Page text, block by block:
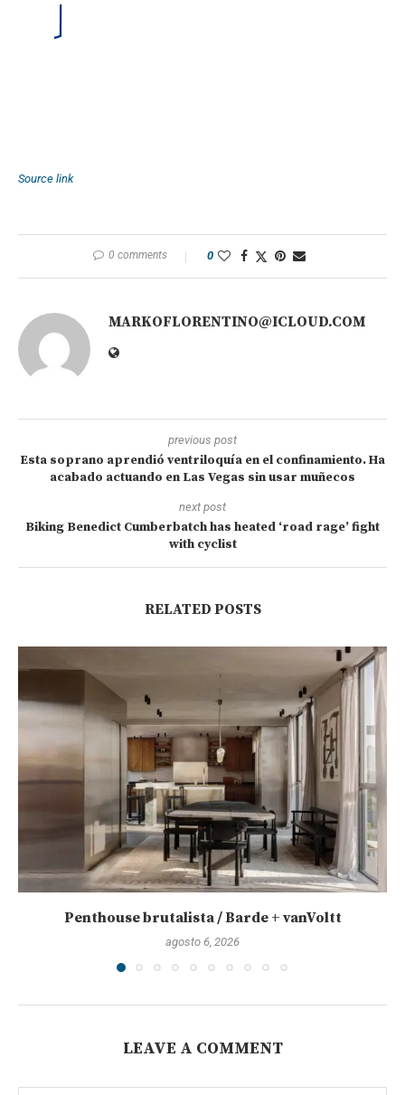
Source link
0 comments 0
MARKOFLORENTINO@ICLOUD.COM
previous post
Esta soprano aprendió ventriloquía en el confinamiento. Ha
acabado actuando en Las Vegas sin usar muñecos
next post
Biking Benedict Cumberbatch has heated ‘road rage’ fight
with cyclist
RELATED POSTS
Penthouse brutalista / Barde + vanVoltt
agosto 6, 2026
LEAVE A COMMENT